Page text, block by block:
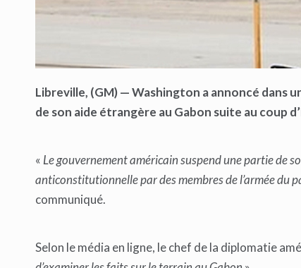
Libreville, (GM) — Washington a annoncé dans
de son aide étrangère au Gabon suite au coup
« Le gouvernement américain suspend une partie de
anticonstitutionnelle par des membres de l’armée du
communiqué.
Selon le média en ligne, le chef de la diplomatie